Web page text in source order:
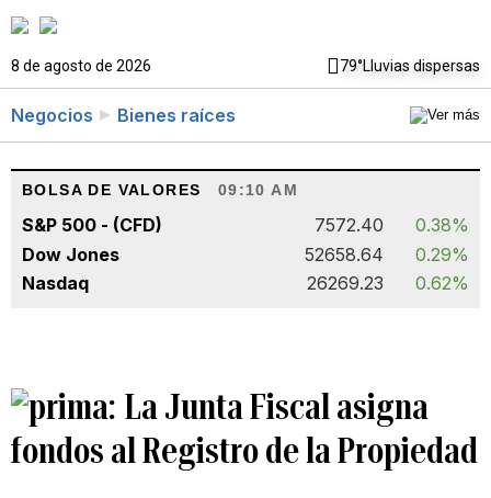
8 de agosto de 2026 79°Lluvias dispersas
Negocios Bienes raíces
BOLSA DE VALORES 09:10 AM
S&P 500 - (CFD) 7572.40
0.38%
Dow Jones
52658.64
0.29%
Nasdaq
26269.23 0.62%
La Junta Fiscal asigna
fondos al Registro de la Propiedad